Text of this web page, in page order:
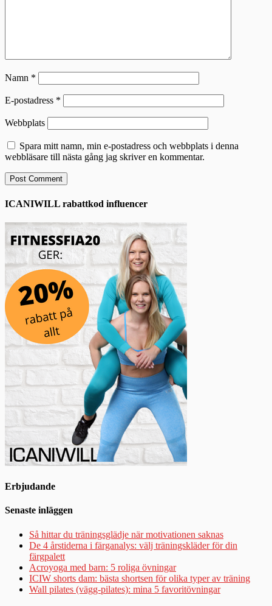
Namn *
E-postadress *
Webbplats
Spara mitt namn, min e-postadress och webbplats i denna
webbläsare till nästa gång jag skriver en kommentar.
ICANIWILL rabattkod influencer
Erbjudande
Senaste inläggen
Så hittar du träningsglädje när motivationen saknas
De 4 årstiderna i färganalys: välj träningskläder för din
färgpalett
Acroyoga med barn: 5 roliga övningar
ICIW shorts dam: bästa shortsen för olika typer av träning
Wall pilates (vägg-pilates): mina 5 favoritövningar